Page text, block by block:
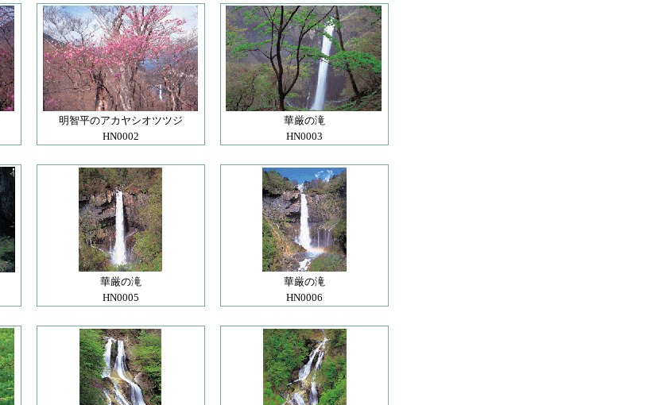
明智平のアカヤシオツツジ
HN0002
華厳の滝
HN0003
華厳の滝
HN0005
華厳の滝
HN0006